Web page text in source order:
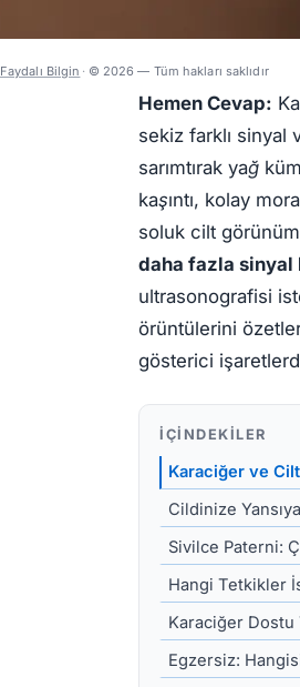
Faydalı Bilgin · © 2026 — Tüm hakları saklıdır
Hemen Cevap:
sekiz farklı sinyal
sarımtırak yağ
kaşıntı, kolay
soluk cilt
daha fazla
ultrasonografisi
örüntülerini
gösterici
İÇINDEKILER
Karaciğer ve
Cildinize
Sivilce Paterni:
Hangi Tetkikler
Karaciğer Dostu
Egzersiz: